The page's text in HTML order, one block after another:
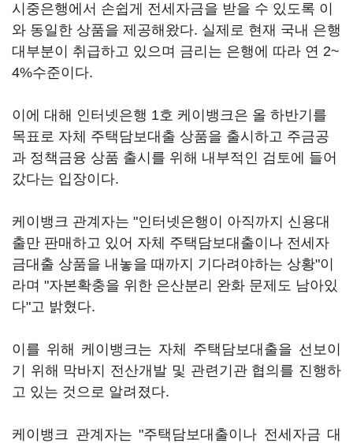
시중은행에서 손쉽게 전세자금을 받을 수 있도록 이
와 동일한 상품을 제공해왔다. 실제로 현재 국내 은행
대부분이 취급하고 있으며 금리는 은행에 따라 연 2~
4%수준이다.
이에 대해 인터넷은행 1호 케이뱅크은 올 하반기를
목표로 자체 주택담보대출 상품을 출시하고 주금공
과 정책금융 상품 출시를 위해 내부적인 검토에 들어
갔다는 입장이다.
케이뱅크 관계자는 "인터넷은행이 아직까지 신용대
출만 판매하고 있어 자체 주택담보대출이나 전세자
금대출 상품을 내놓을 때까지 기다려야하는 상황"이
라며 "자본확충을 위한 은산분리 완화 문제도 남아있
다"고 밝혔다.
이를 위해 케이뱅크는 자체 주택담보대출을 선보이
기 위해 막바지 전산개발 및 관련기관 협의를 진행하
고 있는 것으로 알려졌다.
케이뱅크 관계자는 "주택담보대출이나 전세자금 대